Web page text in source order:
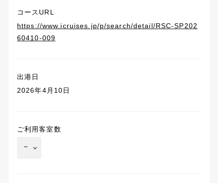
コースURL
https://www.icruises.jp/p/search/detail/RSC-SP202
60410-009
出港日
2026年4月10日
ご利用客室数